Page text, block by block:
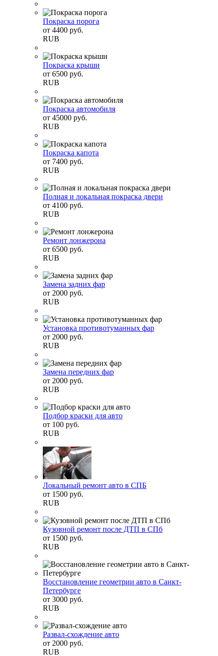
Покраска порога
от 4400 руб.
RUB
Покраска крыши
от 6500 руб.
RUB
Покраска автомобиля
от 45000 руб.
RUB
Покраска капота
от 7400 руб.
RUB
Полная и локальная покраска двери
от 4100 руб.
RUB
Ремонт лонжерона
от 6500 руб.
RUB
Замена задних фар
от 2000 руб.
RUB
Установка противотуманных фар
от 2000 руб.
RUB
Замена передних фар
от 2000 руб.
RUB
Подбор краски для авто
от 100 руб.
RUB
Локальный ремонт авто в СПБ
от 1500 руб.
RUB
Кузовной ремонт после ДТП в СПб
от 1500 руб.
RUB
Восстановление геометрии авто в Санкт-
Петербурге
от 3000 руб.
RUB
Развал-схождение авто
от 2000 руб.
RUB